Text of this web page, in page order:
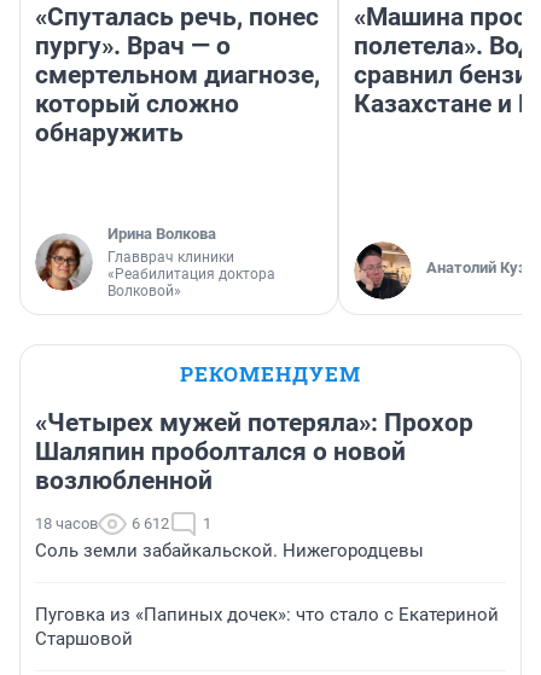
«Спуталась речь, понес
пургу». Врач — о
смертельном диагнозе,
который сложно
обнаружить
Ирина Волкова
Главврач клиники
«Реабилитация доктора
Волковой»
«Машина
полетела».
сравнил
Казахстане и
Анатолий
РЕКОМЕНДУЕМ
«Четырех мужей потеряла»: Прохор
Шаляпин проболтался о новой
возлюбленной
18 часов 6 612 1
Соль земли забайкальской. Нижегородцевы
Пуговка из «Папиных дочек»: что стало с Екатериной
Старшовой